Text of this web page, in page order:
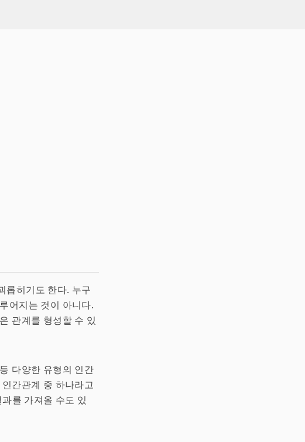
롭히기도 한다. 누구
어지는 것이 아니다.
관계를 형성할 수 있
다양한 유형의 인간
간관계 중 하나라고
를 가져올 수도 있